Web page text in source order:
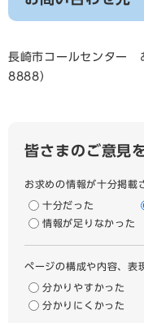
長崎市コールセンター
8888）
皆さまのご意見
お求めの情報が十分掲載
十分だった
情報が足りなかった
ページの構成や内容、表
分かりやすかった
分かりにくかった